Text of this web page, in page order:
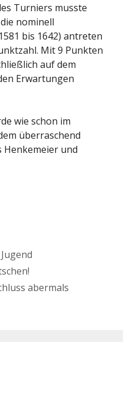
Turniers musste
nominell
bis 1642) antreten
Mit 9 Punkten
auf dem
Erwartungen
wie schon im
überraschend
und
abermals